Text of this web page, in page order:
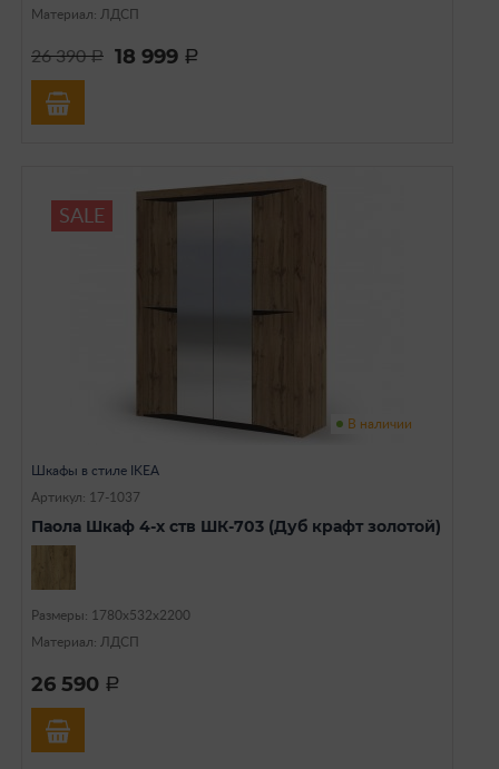
Материал: ЛДСП
26 390a 18 999 a
SALE
В наличии
Шкафы в стиле IKEA
Артикул: 17-1037
Паола Шкаф 4-х ств ШК-703 (Дуб крафт золотой)
Размеры: 1780х532х2200
Материал: ЛДСП
26 590 a